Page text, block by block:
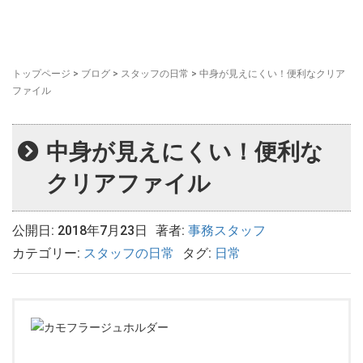
トップページ > ブログ > スタッフの日常 > 中身が見えにくい！便利なクリア
ファイル
中身が見えにくい！便利な
クリアファイル
公開日: 2018年7月23日 著者: 事務スタッフ
カテゴリー: スタッフの日常 タグ: 日常